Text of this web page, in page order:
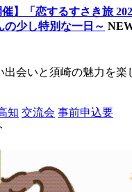
催】「恋するすさき旅
の少し特別な一日～
出会いと須崎の魅力を楽
知 交流会 事前申込要